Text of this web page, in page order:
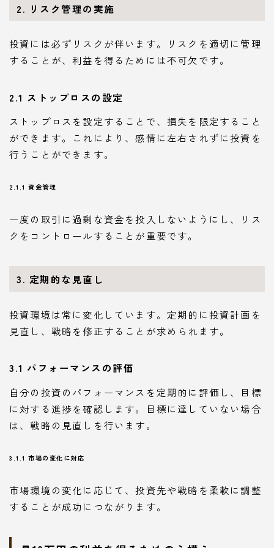
2. リスク管理の実施
投資には必ずリスクが伴います。リスクを適切に管理
することが、利益を得るためには不可欠です。
2.1 ストップロスの設定
ストップロスを設定することで、損失を限定すること
ができます。これにより、感情に左右されずに投資を
行うことができます。
2.1.1 資金管理
一度の取引に過剰な資金を投入しないようにし、リス
クをコントロールすることが重要です。
3. 定期的な見直し
投資環境は常に変化しています。定期的に投資計画を
見直し、戦略を修正することが求められます。
3.1 パフォーマンスの評価
自分の投資のパフォーマンスを定期的に評価し、目標
に対する進捗を確認します。目標に達していない場合
は、戦略の見直しを行います。
3.1.1 市場の変化に対応
市場環境の変化に応じて、投資先や戦略を柔軟に調整
することが成功につながります。